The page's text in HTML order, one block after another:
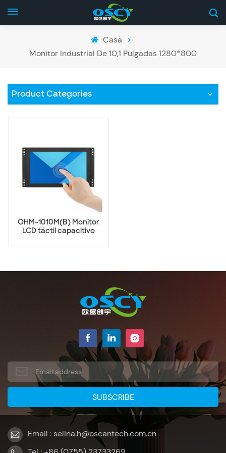
Casa
Monitor Industrial De 10,1 Pulgadas 1280*800
Product Categories
OHM-1010M(B) Monitor
LCD táctil capacitivo
Email : selina.h@oscantech.com.cn